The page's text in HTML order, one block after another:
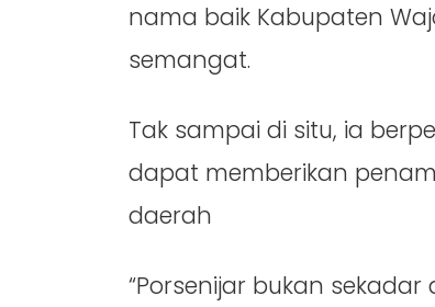
nama baik Kabupaten
semangat.
Tak sampai di situ, ia
dapat memberikan
daerah
“Porsenijar bukan